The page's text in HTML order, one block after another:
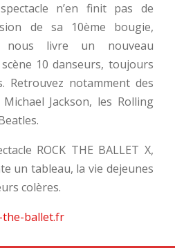
n’en finit pas de
de sa 10ème bougie,
nous livre un nouveau
10 danseurs, toujours
Retrouvez notamment des
Jackson, les Rolling
ROCK THE BALLET X,
un tableau, la vie dejeunes
colères.
the-ballet.fr